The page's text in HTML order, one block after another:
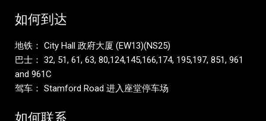
如何到达
地铁： City Hall 政府大厦 (EW13)(NS25)
巴士： 32, 51, 61, 63, 80,124,145,166,174, 195,197, 851, 961
and 961C
驾车： Stamford Road 进入座堂停车场
如何联系